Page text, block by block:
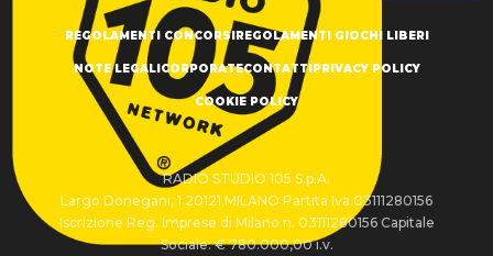
REGOLAMENTI CONCORSIREGOLAMENTI GIOCHI LIBERI
NOTE LEGALICORPORATECONTATTIPRIVACY POLICY
COOKIE POLICY
RADIO STUDIO 105 S.p.A.
Largo Donegani, 1 20121 MILANO Partita Iva 03111280156
Iscrizione Reg. Imprese di Milano n. 03111280156 Capitale
Sociale: € 780.000,00 i.v.